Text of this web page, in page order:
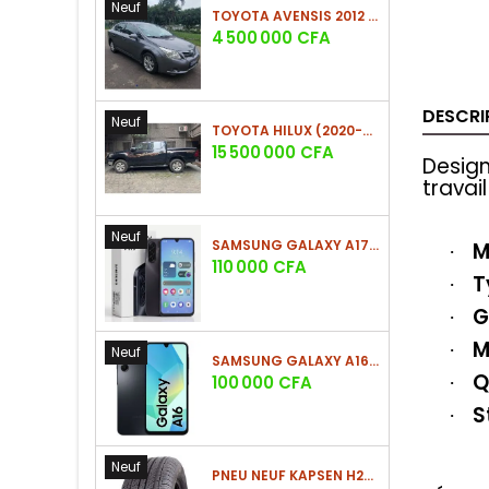
Neuf TOYOTA AVENSIS 2012 (PHASE 2)
Prix
4 500 000 CFA
Neuf TOYOTA HILUX (2020-2021)
Prix
15 500 000 CFA
Neuf SAMSUNG GALAXY A17 (4GO/128GO)
Prix
110 000 CFA
Neuf SAMSUNG GALAXY A16 4G (4GO/128GO)
Prix
100 000 CFA
Neuf PNEU NEUF KAPSEN H202 225/60 R18 100H
·
·
·
·
·
·